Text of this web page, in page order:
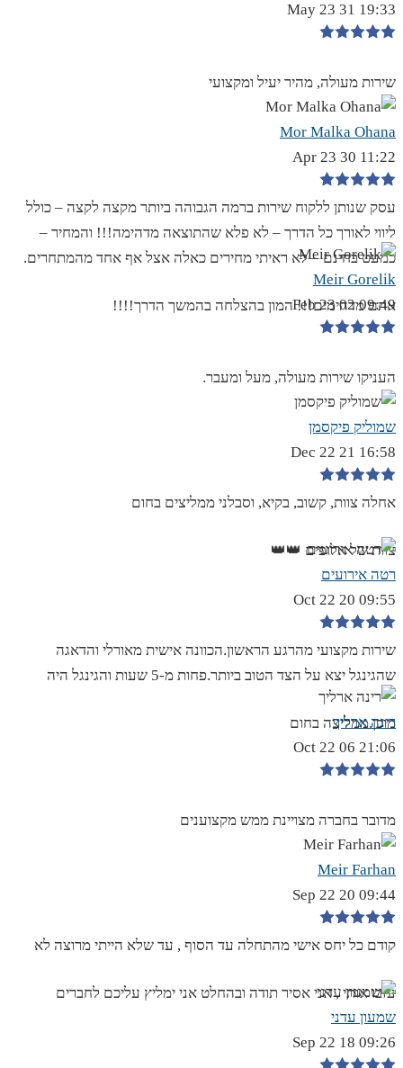
19:33 31 May 23
שירות מעולה, מהיר יעיל ומקצועי
Mor Malka Ohana
11:22 30 Apr 23
עסק שנותן ללקוח שירות ברמה הגבוהה ביותר מקצה לקצה – כולל
ליווי לאורך כל הדרך – לא פלא שהתוצאה מדהימה!!! והמחיר –
כמעט בחינם – לא ראיתי מחירים כאלה אצל אף אחד מהמתחרים.
אתם מדהימים!!! המון בהצלחה בהמשך הדרך!!!!
Meir Gorelik
09:49 02 Feb 23
העניקו שירות מעולה, מעל ומעבר.
שמוליק פיקסמן
16:58 21 Dec 22
אחלה צוות, קשוב, בקיא, וסבלני ממליצים בחום
צוות של אלופים 👑👑
רטה אירועים
09:55 20 Oct 22
שירות מקצועי מהרגע הראשון.הכוונה אישית מאורלי והדאגה
שהגינגל יצא על הצד הטוב ביותר.פחות מ-5 שעות והגינגל היה
מוכן.ממליצה בחום
רינה ארליך
21:06 06 Oct 22
מדובר בחברה מצויינת ממש מקצוענים
Meir Farhan
09:44 20 Sep 22
קודם כל יחס אישי מהתחלה עד הסוף , עד שלא הייתי מרוצה לא
עזבו אותי , אני אסיר תודה ובהחלט אני ימליץ עליכם לחברים
שמעון עדני
09:26 18 Sep 22